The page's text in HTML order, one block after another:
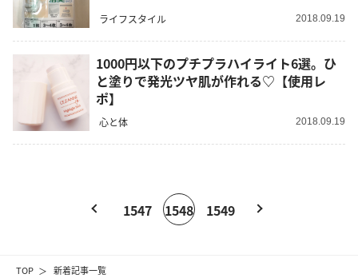
TOP 新着記事一覧
ライフスタイル 2018.09.19
1000円以下のプチプラハイライト6選。ひ
と塗りで発光ツヤ肌が作れる♡【使用レ
ポ】
心と体 2018.09.19
1547 1548 1549